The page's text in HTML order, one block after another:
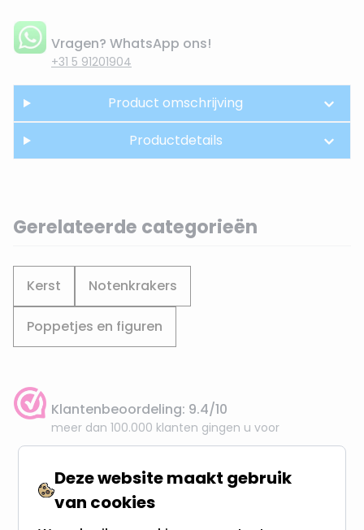
Vragen? WhatsApp ons!
+31 5 91201904
Product omschrijving
Productdetails
Gerelateerde categorieën
Kerst Notenkrakers
Poppetjes en figuren
Klantenbeoordeling: 9.4/10
meer dan 100.000 klanten gingen u voor
Gratis verzending + snel geleverd
Vanaf EUR100,- naar NL & BE
& 100 dagen recht op retour
Deze website maakt gebruik
van cookies